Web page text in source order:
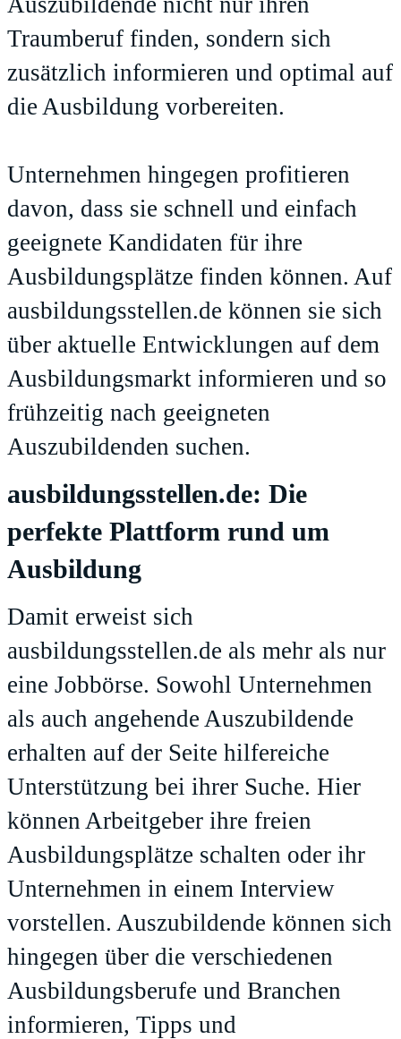
Traumberuf finden, sondern sich
zusätzlich informieren und optimal auf
die Ausbildung vorbereiten.
Unternehmen hingegen profitieren
davon, dass sie schnell und einfach
geeignete Kandidaten für ihre
Ausbildungsplätze finden können. Auf
ausbildungsstellen.de können sie sich
über aktuelle Entwicklungen auf dem
Ausbildungsmarkt informieren und so
frühzeitig nach geeigneten
Auszubildenden suchen.
ausbildungsstellen.de: Die
perfekte Plattform rund um
Ausbildung
Damit erweist sich
ausbildungsstellen.de als mehr als nur
eine Jobbörse. Sowohl Unternehmen
als auch angehende Auszubildende
erhalten auf der Seite hilfereiche
Unterstützung bei ihrer Suche. Hier
können Arbeitgeber ihre freien
Ausbildungsplätze schalten oder ihr
Unternehmen in einem Interview
vorstellen. Auszubildende können sich
hingegen über die verschiedenen
Ausbildungsberufe und Branchen
informieren, Tipps und